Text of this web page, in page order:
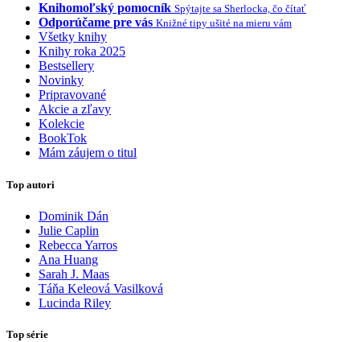
Knihomoľský pomocník Spýtajte sa Sherlocka, čo čítať
Odporúčame pre vás Knižné tipy ušité na mieru vám
Všetky knihy
Knihy roka 2025
Bestsellery
Novinky
Pripravované
Akcie a zľavy
Kolekcie
BookTok
Mám záujem o titul
Top autori
Dominik Dán
Julie Caplin
Rebecca Yarros
Ana Huang
Sarah J. Maas
Táňa Keleová Vasilková
Lucinda Riley
Top série